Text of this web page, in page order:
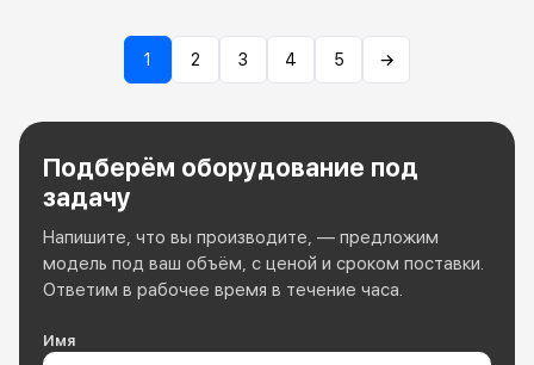
1 2 3 4 5 →
Подберём оборудование под
задачу
Напишите, что вы производите, — предложим
модель под ваш объём, с ценой и сроком поставки.
Ответим в рабочее время в течение часа.
Имя